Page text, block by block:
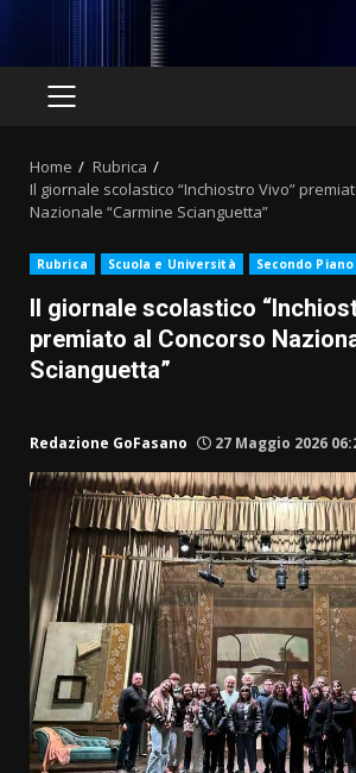
PRIMARY
Home
Rubrica
Il giornale scolastico “Inchiostro Vivo”
Nazionale “Carmine Scianguetta”
Rubrica Scuola e Università Secondo Piano
Il giornale scolastico
premiato al Concorso
Scianguetta”
Redazione GoFasano 27 Maggio 2026